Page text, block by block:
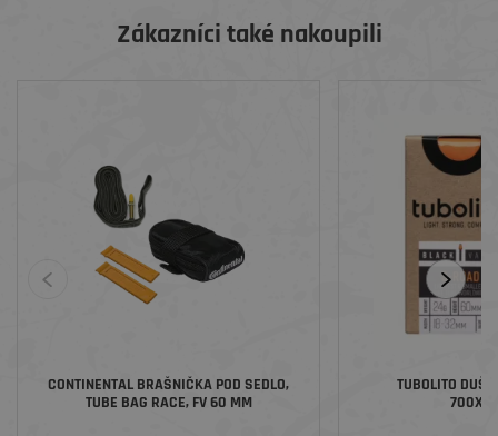
Zákazníci také nakoupili
CONTINENTAL BRAŠNIČKA POD SEDLO,
TUBE BAG RACE, FV 60 MM
TUBOLITO